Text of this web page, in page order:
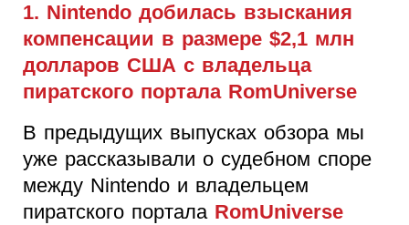
1. Nintendo добилась взыскания
компенсации в размере $2,1 млн
долларов США с владельца
пиратского портала RomUniverse
В предыдущих выпусках обзора мы
уже рассказывали о судебном споре
между Nintendo и владельцем
пиратского портала ­ RomUniverse